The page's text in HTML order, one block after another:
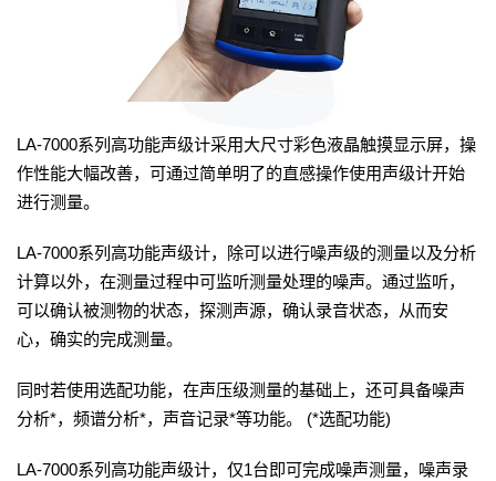
LA-7000系列高功能声级计采用大尺寸彩色液晶触摸显示屏，操
作性能大幅改善，可通过简单明了的直感操作使用声级计开始
进行测量。
LA-7000系列高功能声级计，除可以进行噪声级的测量以及分析
计算以外，在测量过程中可监听测量处理的噪声。通过监听，
可以确认被测物的状态，探测声源，确认录音状态，从而安
心，确实的完成测量。
同时若使用选配功能，在声压级测量的基础上，还可具备噪声
分析*，频谱分析*，声音记录*等功能。 (*选配功能)
LA-7000系列高功能声级计，仅1台即可完成噪声测量，噪声录